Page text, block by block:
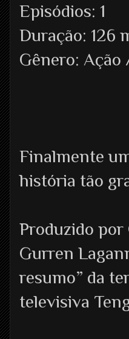
Episódios: 1
Duração: 126
Gênero:
Finalmente
história tão
Produzido
Gurren
resumo” da
televisiva